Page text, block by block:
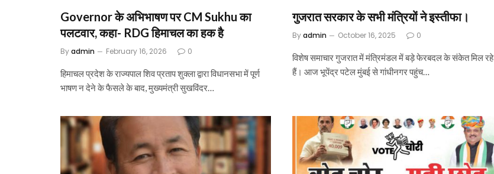
Governor के अभिभाषण पर CM Sukhu का
पलटवार, कहा- RDG हिमाचल का हक है
Byadmin February 16, 2026 0
हिमाचल प्रदेश के राज्यपाल शिव प्रताप शुक्ला द्वारा विधानसभा में पूर्ण
भाषण न देने के फैसले के बाद, मुख्यमंत्री सुखविंदर…
गुजरात सरकार के सभी मंत्रियों ने इस्तीफा।
Byadmin October 16, 2025 0
विशेष समाचार गुजरात में मंत्रिमंडल में बड़े फेरबदल के संकेत मिल रहे
हैं। आज भूपेंद्र पटेल मुंबई से गांधीनगर पहुंच…